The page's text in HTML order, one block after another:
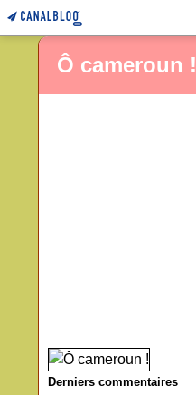
Ô cameroun !
Derniers commentaires